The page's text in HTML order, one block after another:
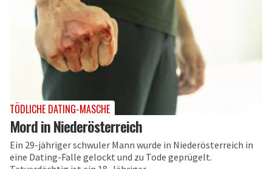
TÖDLICHE DATING-MASCHE
Mord in Niederösterreich
Ein 29-jähriger schwuler Mann wurde in Niederösterreich in
eine Dating-Falle gelockt und zu Tode geprügelt.